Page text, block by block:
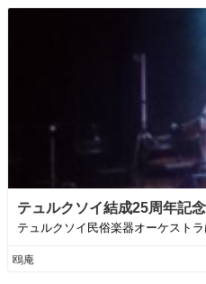
テュルクソイ結成25周年記
テュルクソイ民俗楽器オーケスト
鴎庵